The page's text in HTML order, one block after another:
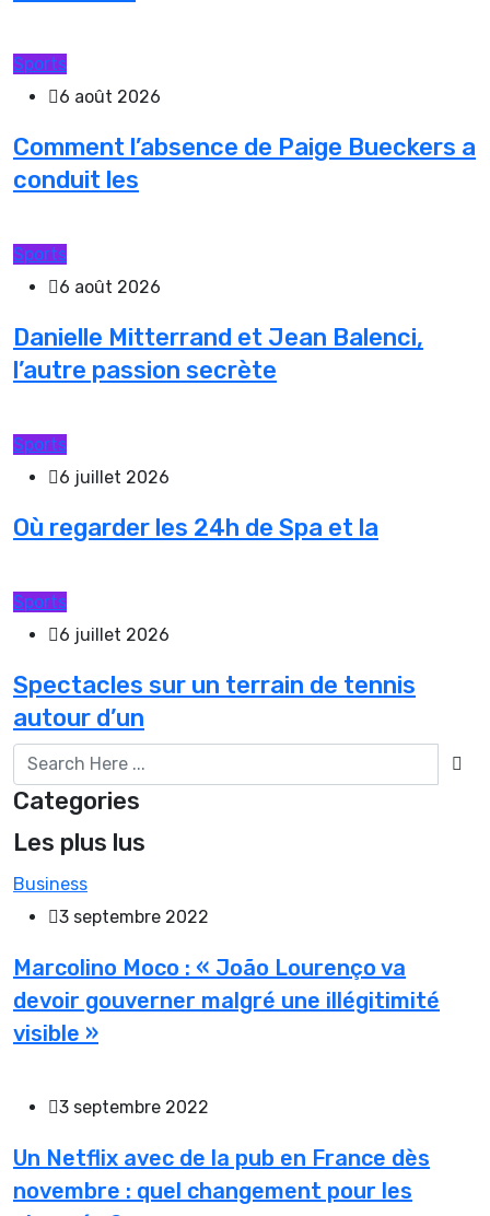
Sports
6 août 2026
Comment l’absence de Paige Bueckers a
conduit les
Sports
6 août 2026
Danielle Mitterrand et Jean Balenci,
l’autre passion secrète
Sports
6 juillet 2026
Où regarder les 24h de Spa et la
Sports
6 juillet 2026
Spectacles sur un terrain de tennis
autour d’un
Categories
Les plus lus
Business
3 septembre 2022
Marcolino Moco : « João Lourenço va
devoir gouverner malgré une illégitimité
visible »
3 septembre 2022
Un Netflix avec de la pub en France dès
novembre : quel changement pour les